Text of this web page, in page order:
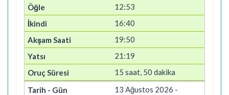
12:53
16:40
19:50
21:19
15 saat, 50 dakika
13 Ağustos 2026 -